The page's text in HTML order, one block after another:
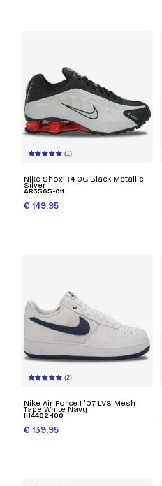
(1)
Nike Shox R4 OG Black Metallic
Silver
AR3565-011
€ 149,95
(2)
Nike Air Force 1 '07 LV8 Mesh
Tape White Navy
IH4462-100
€ 139,95